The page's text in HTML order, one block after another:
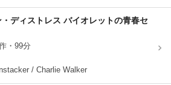
ディストレス バイオレットの青春セ
・99分
/ Charlie Walker